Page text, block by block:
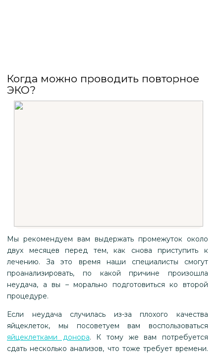
Когда можно проводить повторное
ЭКО?
Мы рекомендуем вам выдержать промежуток около
двух месяцев перед тем, как снова приступить к
лечению. За это время наши специалисты смогут
проанализировать, по какой причине произошла
неудача, а вы – морально подготовиться ко второй
процедуре.
Если неудача случилась из-за плохого качества
яйцеклеток, мы посоветуем вам воспользоваться
яйцеклетками донора. К тому же вам потребуется
сдать несколько анализов, что тоже требует времени.